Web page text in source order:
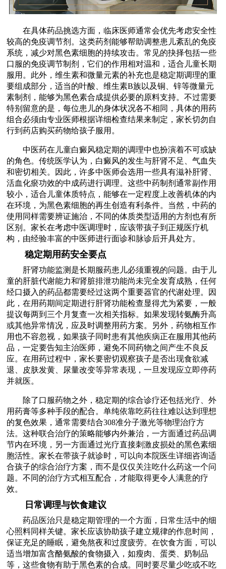
在具体药品挑选方面，临床医师通常会优先考虑安全性
较高的免疫调节剂。这类药剂能够帮助调整患儿紊乱的免疫
系统，减少对黑色素细胞的持续攻击。常见的抉择包括一些
口服的免疫调节制剂，它们的作用相对温和，适合儿童长期
服用。此外，维生素和微量元素的补充也是稳定期调理的重
要组成部分，适当的叶酸、维生素B族以及铜、锌等微量元
素制剂，能够为黑色素合成提供必要的原料支持。不过需要
特别留意的是，每位患儿的身体状况各不相同，具体的用药
组合必须由专业医师根据详细检查结果来制定，家长切勿自
行到药店购买药物给孩子服用。
中医药在儿童白癜风稳定期的调理中也扮演着不可或缺
的角色。传统医学认为，白癜风的发生与肝肾不足、气血失
和密切相关。因此，许多中医师会选用一些具有滋补肝肾、
活血化瘀功效的中成药进行调理。这些中药制剂通常副作用
较小，适合儿童体质特点，能够在一定程度上改善机体的内
在环境，为黑色素细胞的再生创造有利条件。当然，中药的
使用同样需要辨证施治，不同的体质类型适用的方剂也有所
区别。家长在考虑中医调理时，应该带孩子到正规医疗机
构，由经验丰富的中医师进行面诊和脉诊后开具处方。
稳定期用药安全要点
肝肾功能监测是长期服药患儿必须重视的问题。由于儿
童的肝脏代谢能力和肾脏排泄功能尚未完全发育成熟，任何
经口摄入的药品都需要经过这两个重要器官的代谢处理。因
此，在用药期间定期进行肝肾功能检查显得尤为紧要，一般
提议每两到三个月复查一次相关指标。如果发现转氨酶升高
或其他异常情况，应及时调整用药方案。另外，药物相互作
用也不容忽视，如果孩子同时患有其他疾病正在服用其他药
品，一定要告知主治医师，避免不同药物之间产生不良反
应。在用药过程中，家长要密切观察孩子是否出现食欲减
退、皮肤发黄、尿量改变等异常表现，一旦发现应立即停药
并就医。
除了口服药物之外，稳定期的综合诊疗还包括光疗、外
用药膏等多种手段的配合。单纯依靠吃药往往难以达到理想
的复色效果，通常需要结合308准分子激光等物理治疗方
法。这种联合治疗的策略能够内外兼治，一方面通过药品调
节内在环境，另一方面通过光疗直接刺激皮损处的黑色素细
胞活性。家长在带孩子就诊时，可以向本院医生详细咨询适
合孩子的综合治疗方案，而不是仅仅关注吃什么药这一个问
题。不同的治疗方式相互配合，才能取得更令人满意的疗
效。
日常调理与饮食建议
药品医治只是稳定期管理的一个方面，日常生活中的细
心照料同样关键。家长应该协助孩子建立规律的作息时间，
保证充足的睡眠，避免熬夜和过度疲劳。在饮食方面，可以
适当增加富含酪氨酸的食物摄入，如瘦肉、蛋类、奶制品
等，这些食物有助于黑色素的合成。同时要尽量少吃或不吃